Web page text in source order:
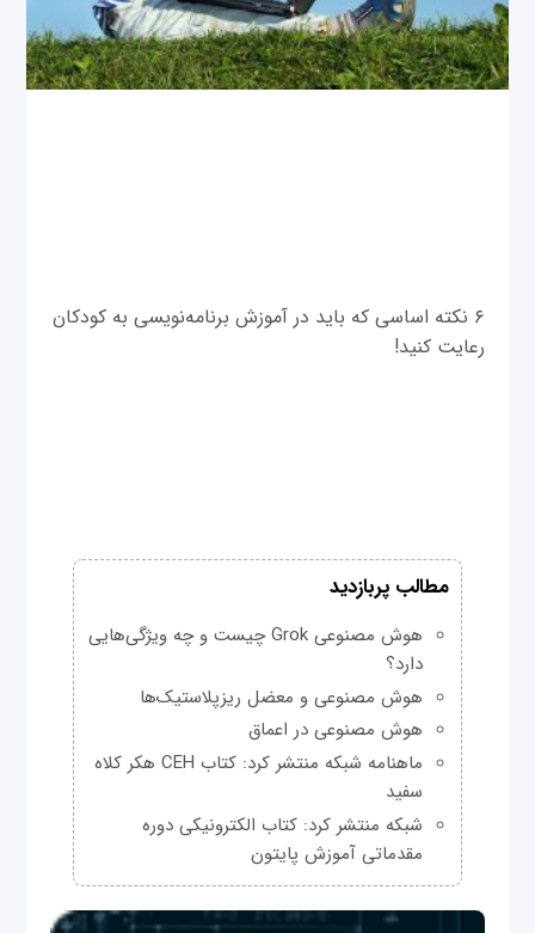
۶ نکته اساسی که باید در آموزش برنامه‌نویسی به کودکان
رعایت کنید!
مطالب پربازدید
هوش مصنوعی Grok چیست و چه ویژگی‌هایی
دارد؟
هوش مصنوعی و معضل ریزپلاستیک‌ها
هوش مصنوعی در اعماق
ماهنامه شبکه منتشر کرد: کتاب CEH هکر کلاه
سفید
شبکه منتشر کرد: کتاب الکترونیکی دوره
مقدماتی آموزش پایتون